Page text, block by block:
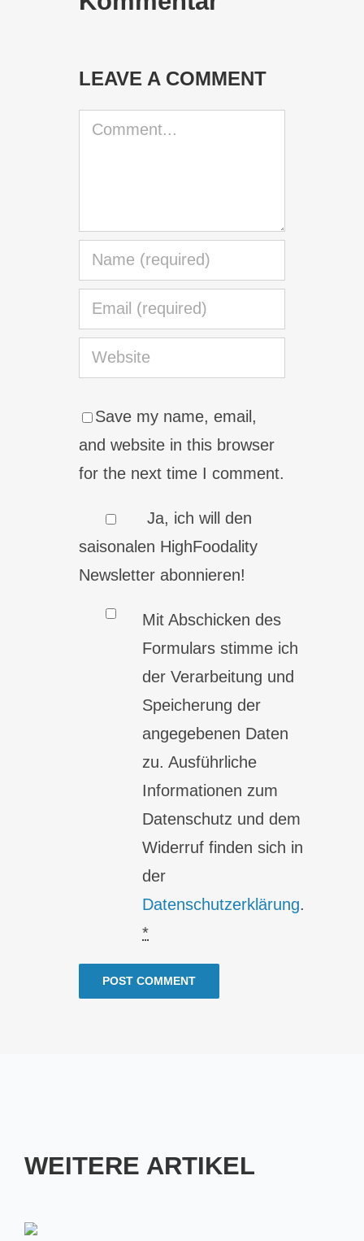
LEAVE A COMMENT
Comment
Save my name, email,
and website in this browser
for the next time I comment.
Ja, ich will den
saisonalen HighFoodality
Newsletter abonnieren!
Mit Abschicken des
Formulars stimme ich
der Verarbeitung und
Speicherung der
angegebenen Daten
zu. Ausführliche
Informationen zum
Datenschutz und dem
Widerruf finden sich in
der
Datenschutzerklärung.
*
WEITERE ARTIKEL